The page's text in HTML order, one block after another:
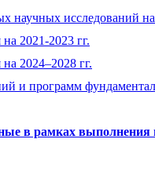
научных исследований
2021-2023 гг.
2024–2028 гг.
и программ
в рамках выполнения